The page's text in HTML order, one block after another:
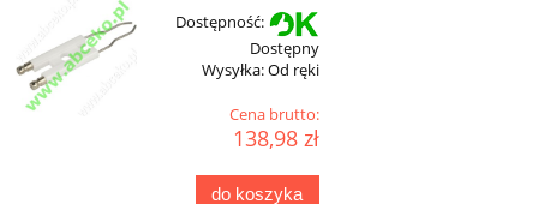
Dostępność:
Dostępny
Wysyłka:Od ręki
Cena brutto:
138,98 zł
do koszyka